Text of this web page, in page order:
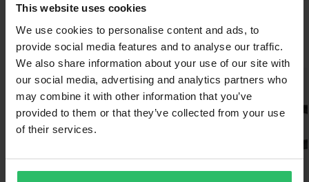
This website uses cookies
We use cookies to personalise content and ads, to
provide social media features and to analyse our traffic.
We also share information about your use of our site with
our social media, advertising and analytics partners who
may combine it with other information that you’ve
provided to them or that they’ve collected from your use
of their services.
Kostenloser Versand über 200€*
Bestellungen über 200€ werden kostenlos versendet! *Bitte
beachten: Dies gilt nicht für sperrige Produkte!
60-Tage-Rückgaberecht*
Du kannst deine Bestellung innerhalb von 60 Tagen
zurückgeben. Rücksendekosten fallen an. *Das Rückgaberecht
gilt nicht für personalisierte oder speziell angefertigte Produkte.
Kundenbetreuung-Bereich.
Kit RFX Race Flexible
Clutch Lever
Das könnte dir auch gefallen
Hammerpreis! Hammerpreis!